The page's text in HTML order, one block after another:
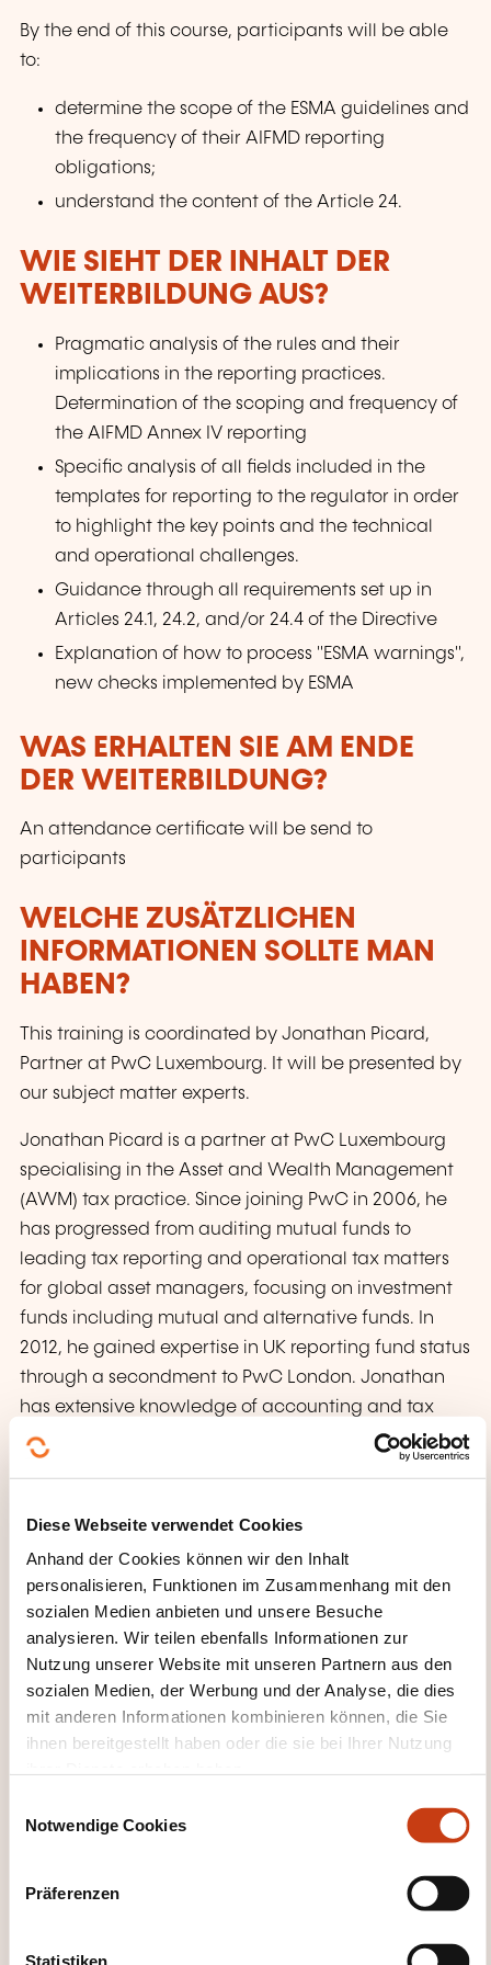
Diese Webseite verwendet Cookies
Anhand der Cookies können wir den Inhalt
personalisieren, Funktionen im Zusammenhang mit den
sozialen Medien anbieten und unsere Besuche
analysieren. Wir teilen ebenfalls Informationen zur
Nutzung unserer Website mit unseren Partnern aus den
sozialen Medien, der Werbung und der Analyse, die dies
mit anderen Informationen kombinieren können, die Sie
ihnen bereitgestellt haben oder die sie bei Ihrer Nutzung
Notwendige Cookies
Präferenzen
Statistiken
By the end of this course, participants will be able
to:
determine the scope of the ESMA guidelines and
the frequency of their AIFMD reporting
obligations;
understand the content of the Article 24.
WIE SIEHT DER INHALT DER
WEITERBILDUNG AUS?
Pragmatic analysis of the rules and their
implications in the reporting practices.
Determination of the scoping and frequency of
the AIFMD Annex IV reporting
Specific analysis of all fields included in the
templates for reporting to the regulator in order
to highlight the key points and the technical
and operational challenges.
Guidance through all requirements set up in
Articles 24.1, 24.2, and/or 24.4 of the Directive
Explanation of how to process "ESMA warnings",
new checks implemented by ESMA
WAS ERHALTEN SIE AM ENDE
DER WEITERBILDUNG?
An attendance certificate will be send to
participants
WELCHE ZUSÄTZLICHEN
INFORMATIONEN SOLLTE MAN
HABEN?
This training is coordinated by Jonathan Picard,
Partner at PwC Luxembourg. It will be presented by
our subject matter experts.
Jonathan Picard is a partner at PwC Luxembourg
specialising in the Asset and Wealth Management
(AWM) tax practice. Since joining PwC in 2006, he
has progressed from auditing mutual funds to
leading tax reporting and operational tax matters
for global asset managers, focusing on investment
funds including mutual and alternative funds. In
2012, he gained expertise in UK reporting fund status
through a secondment to PwC London. Jonathan
has extensive knowledge of accounting and tax
issues in the AWM industry, supported by his
reporting, UK fund status, and US tax reporting for
funds.
Wie kann ich das
Weiterbildungsinstitut
PwC Academy
+352 49 48 48 4040